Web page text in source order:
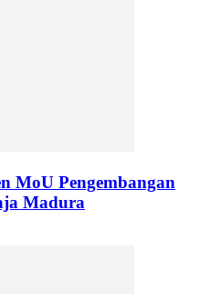
MoU Pengembangan
Madura